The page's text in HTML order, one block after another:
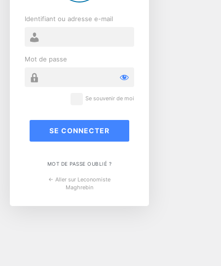
Identifiant ou adresse e-mail
Mot de passe
Se souvenir de moi
MOT DE PASSE OUBLIÉ ?
← Aller sur Leconomiste
Maghrebin